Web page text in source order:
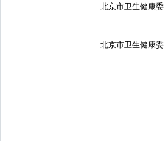
北京市卫生健康委
北京市卫生健康委